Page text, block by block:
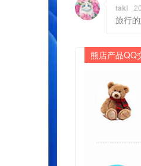
taki
旅行
熊店产品QQ